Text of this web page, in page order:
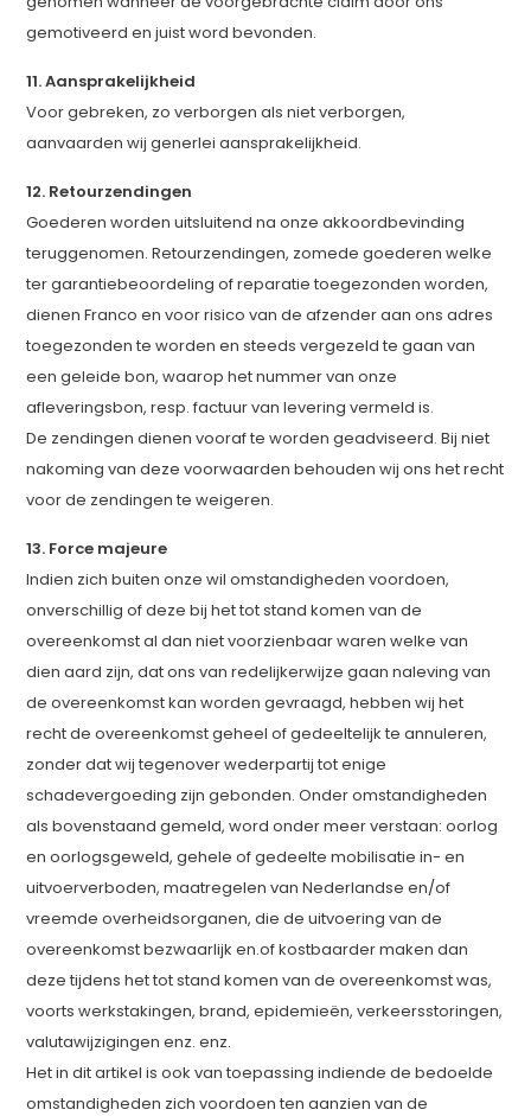
gemotiveerd en juist word bevonden.
11. Aansprakelijkheid
Voor gebreken, zo verborgen als niet verborgen,
aanvaarden wij generlei aansprakelijkheid.
12. Retourzendingen
Goederen worden uitsluitend na onze akkoordbevinding
teruggenomen. Retourzendingen, zomede goederen welke
ter garantiebeoordeling of reparatie toegezonden worden,
dienen Franco en voor risico van de afzender aan ons adres
toegezonden te worden en steeds vergezeld te gaan van
een geleide bon, waarop het nummer van onze
afleveringsbon, resp. factuur van levering vermeld is.
De zendingen dienen vooraf te worden geadviseerd. Bij niet
nakoming van deze voorwaarden behouden wij ons het recht
voor de zendingen te weigeren.
13. Force majeure
Indien zich buiten onze wil omstandigheden voordoen,
onverschillig of deze bij het tot stand komen van de
overeenkomst al dan niet voorzienbaar waren welke van
dien aard zijn, dat ons van redelijkerwijze gaan naleving van
de overeenkomst kan worden gevraagd, hebben wij het
recht de overeenkomst geheel of gedeeltelijk te annuleren,
zonder dat wij tegenover wederpartij tot enige
schadevergoeding zijn gebonden. Onder omstandigheden
als bovenstaand gemeld, word onder meer verstaan: oorlog
en oorlogsgeweld, gehele of gedeelte mobilisatie in- en
uitvoerverboden, maatregelen van Nederlandse en/of
vreemde overheidsorganen, die de uitvoering van de
overeenkomst bezwaarlijk en.of kostbaarder maken dan
deze tijdens het tot stand komen van de overeenkomst was,
voorts werkstakingen, brand, epidemieën, verkeersstoringen,
valutawijzigingen enz. enz.
Het in dit artikel is ook van toepassing indiende de bedoelde
omstandigheden zich voordoen ten aanzien van de